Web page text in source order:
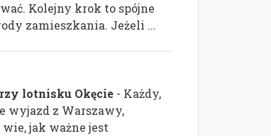
Kolejny krok to spójne
zamieszkania. Jeżeli ...
lotnisku Okęcie - Każdy,
wyjazd z Warszawy,
jak ważne jest